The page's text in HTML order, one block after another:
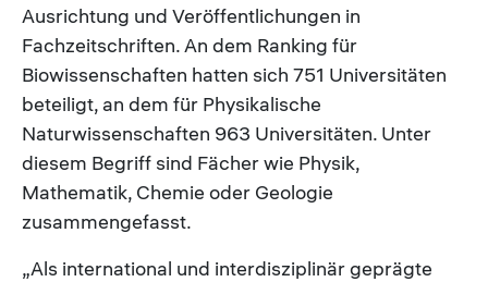
Ausrichtung und Veröffentlichungen in
Fachzeitschriften. An dem Ranking für
Biowissenschaften hatten sich 751 Universitäten
beteiligt, an dem für Physikalische
Naturwissenschaften 963 Universitäten. Unter
diesem Begriff sind Fächer wie Physik,
Mathematik, Chemie oder Geologie
zusammengefasst.
„Als international und interdisziplinär geprägte